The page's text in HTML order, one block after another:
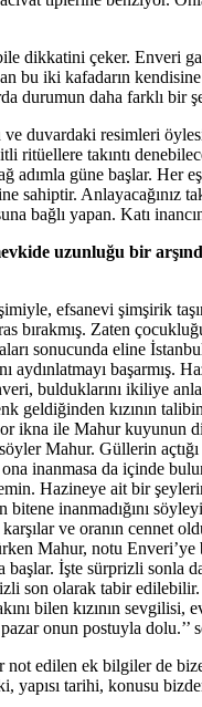
dikkatini çeker. Enveri
bu iki kafadarın
durumun daha farklı bir
duvardaki resimleri
takıntı
güne başlar.
Anlayacağınız
bağlı yapan. Katı
uzunluğu bir
efsanevi şimşirik
bırakmış. Zaten
sonucunda eline
başarmış.
bulduklarını ikiliye
geldiğinden kızının
ikna ile Mahur
Mahur. Güllerin
inanmasa da içinde
Hazineye ait bir
inanmadığını
ve oranın cennet
Mahur, notu
İşte sürprizli
olarak tabir edilebilir.
bilen kızının
onun postuyla dolu.’’
edilen ek bilgiler de
yapısı tarihi, konusu